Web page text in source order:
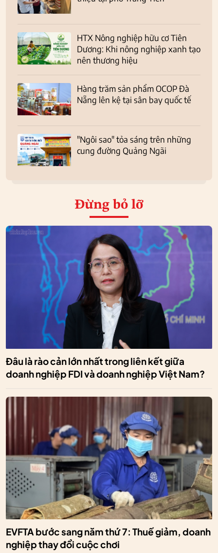
HTX Nông nghiệp hữu cơ Tiên
Dương: Khi nông nghiệp xanh tạo
nên thương hiệu
Hàng trăm sản phẩm OCOP Đà
Nẵng lên kệ tại sân bay quốc tế
"Ngôi sao" tỏa sáng trên những
cung đường Quảng Ngãi
Đừng bỏ lỡ
Đâu là rào cản lớn nhất trong liên kết giữa
doanh nghiệp FDI và doanh nghiệp Việt Nam?
EVFTA bước sang năm thứ 7: Thuế giảm, doanh
nghiệp thay đổi cuộc chơi